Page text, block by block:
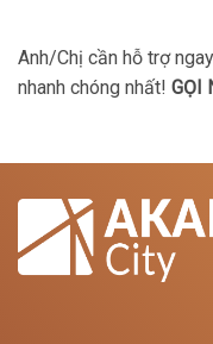
Anh/Chị cần hỗ trợ
nhanh chóng nhất! GỌI